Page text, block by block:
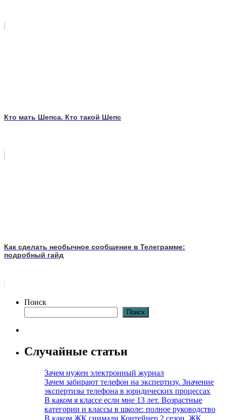
Кто мать Шепса. Кто такой Шепс
Как сделать необычное сообщение в Телеграмме:
подробный гайд
Поиск
Поиск
Случайные статьи
Зачем нужен электронный журнал
Зачем забирают телефон на экспертизу. Значение
экспертизы телефона в юридических процессах
В каком я классе если мне 13 лет. Возрастные
категории и классы в школе: полное руководство
В каком ЖК снимали Контейнер 2 сезон. ЖК